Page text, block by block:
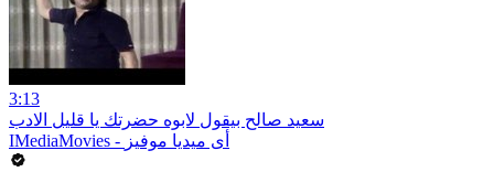
3:13
سعيد صالح بيقول لابوه حضرتك يا قليل الادب
IMediaMovies - أى ميديا موفيز